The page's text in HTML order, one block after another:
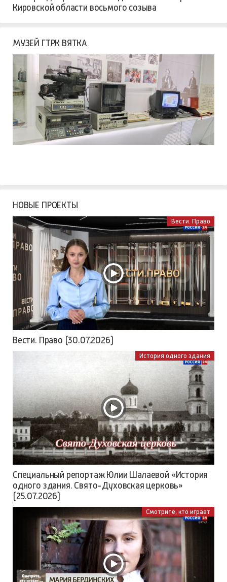
Кировской области восьмого созыва
МУЗЕЙ ГТРК ВЯТКА
НОВЫЕ ПРОЕКТЫ
Вести. Право
Вести. Право (30.07.2026)
История одного здания
Специальный репортаж Юлии Шалаевой «История
одного здания. Свято-Духовская церковь»
(25.07.2026)
Смотрите, кто играет